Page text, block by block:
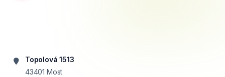
Topolová 1513
43401 Most